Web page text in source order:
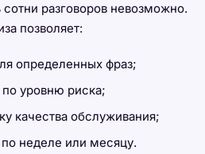
разговоров невозможно.
позволяет:
определенных фраз;
по уровню риска;
качества обслуживания;
неделе или месяцу.